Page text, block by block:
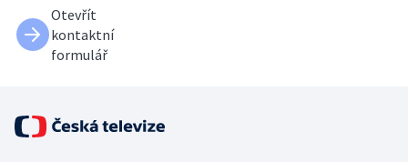
Otevřít
kontaktní
formulář